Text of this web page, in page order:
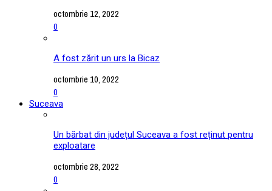
octombrie 12, 2022
0
A fost zărit un urs la Bicaz
octombrie 10, 2022
0
Suceava
Un bărbat din județul Suceava a fost reținut pentru
exploatare
octombrie 28, 2022
0